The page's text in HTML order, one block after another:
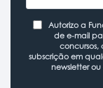
Autorizo a
de e-mail
concursos,
subscrição em
newsletter